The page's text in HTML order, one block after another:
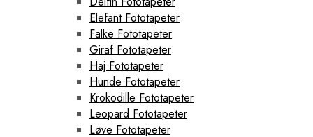
Elefant Fototapeter
Falke Fototapeter
Giraf Fototapeter
Haj Fototapeter
Hunde Fototapeter
Krokodille Fototapeter
Leopard Fototapeter
Løve Fototapeter